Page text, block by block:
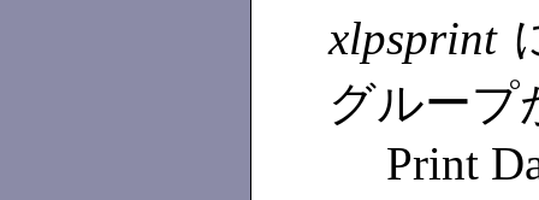
xlpsprint
グループ
Print